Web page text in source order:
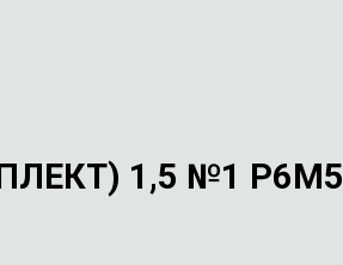
1,5 №1 Р6М5